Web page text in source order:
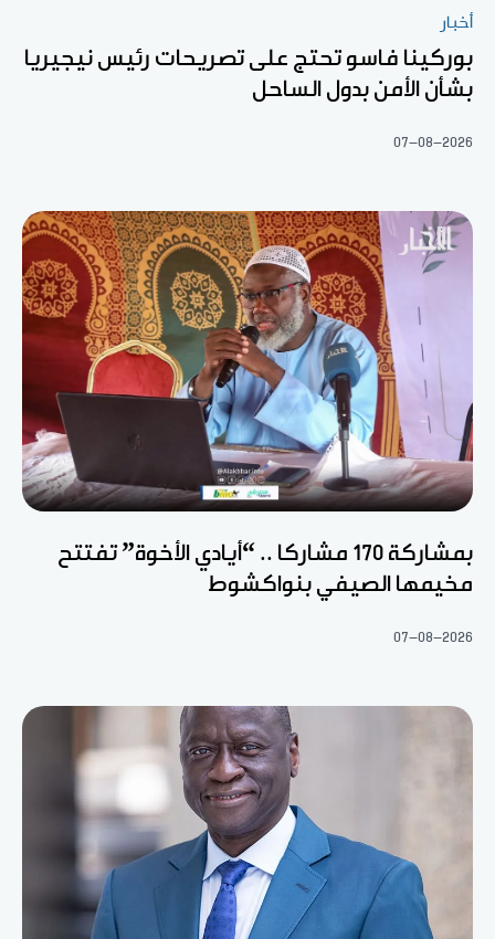
أخبار
بوركينا فاسو تحتج على تصريحات رئيس نيجيريا
بشأن الأمن بدول الساحل
07-08-2026
بمشاركة 170 مشاركا .. “أيادي الأخوة” تفتتح
مخيمها الصيفي بنواكشوط
07-08-2026